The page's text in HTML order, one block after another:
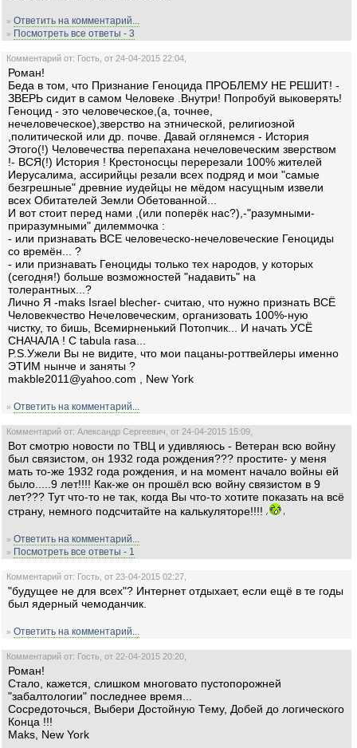
» Ответить на комментарий...
» Посмотреть все ответы - 3
Комментарий от: Гость, от 24-04-2015 22:04,
Роман!
Беда в том, что Признание Геноцида ПРОБЛЕМУ НЕ РЕШИТ! -
ЗВЕРЬ сидит в самом Человеке .Внутри! Попробуй выковерять!
Геноцид - это человеческое,(а, точнее,
нечеловеческое),зверство на этнической, религиозной
,политической или др. почве. Давай оглянемся - История
Этого(!) Человечества перепахана нечеловеческим зверством
!- ВСЯ(!) История ! Крестоносцы перерезали 100% жителей
Иерусалима, ассирийцы резали всех подряд и мои "самые
безгрешные" древние иудейцы не мёдом насущным извели
всех Обитателей Земли Обетованной...
И вот стоит перед нами ,(или поперёк нас?),-"разумными-
приразумными" дилеммочка :
- или признавать ВСЕ человеческо-нечеловеческие Геноциды
со времён... ?
- или признавать Геноциды только тех народов, у которых
(сегодня!) больше возможностей "надавить" на
толерантных...?
Лично Я -maks Israel blecher- считаю, что нужно признать ВСЁ
Человекчество Нечеловеческим, организовать 100%-ную
чистку, то бишь, Всемирненький Потопчик... И начать УСЁ
СНАЧАЛА ! C tabula rasa...
P.S.Ужели Вы не видите, что мои пацаны-роттвейлеры именно
ЭТИМ нынче и заняты ?
makble2011@yahoo.com , New York
» Ответить на комментарий...
Комментарий от: Александр Сергеевич, от 24-04-2015 15:09,
Вот смотрю новости по ТВЦ и удивляюсь - Ветеран всю войну
был связистом, он 1932 года рождения??? простите- у меня
мать то-же 1932 года рождения, и на момент начало войны ей
было.....9 лет!!!! Как-же он прошёл всю войну связистом в 9
лет??? Тут что-то не так, когда Вы что-то хотите показать на всё
страну, немного подсчитайте на калькуляторе!!!!
» Ответить на комментарий...
» Посмотреть все ответы - 1
Комментарий от: Гость, от 23-04-2015 02:27,
"будущее не для всех"? Интернет отдыхает, если ещё в те годы
был ядерный чемоданчик.
» Ответить на комментарий...
Комментарий от: Гость, от 22-04-2015 20:20,
Роман!
Стало, кажется, слишком многовато пустопорожней
"забалтологии" последнее время...
Сосредоточься, Выбери Достойную Тему, Добей до логического
Конца !!!
Maks, New York